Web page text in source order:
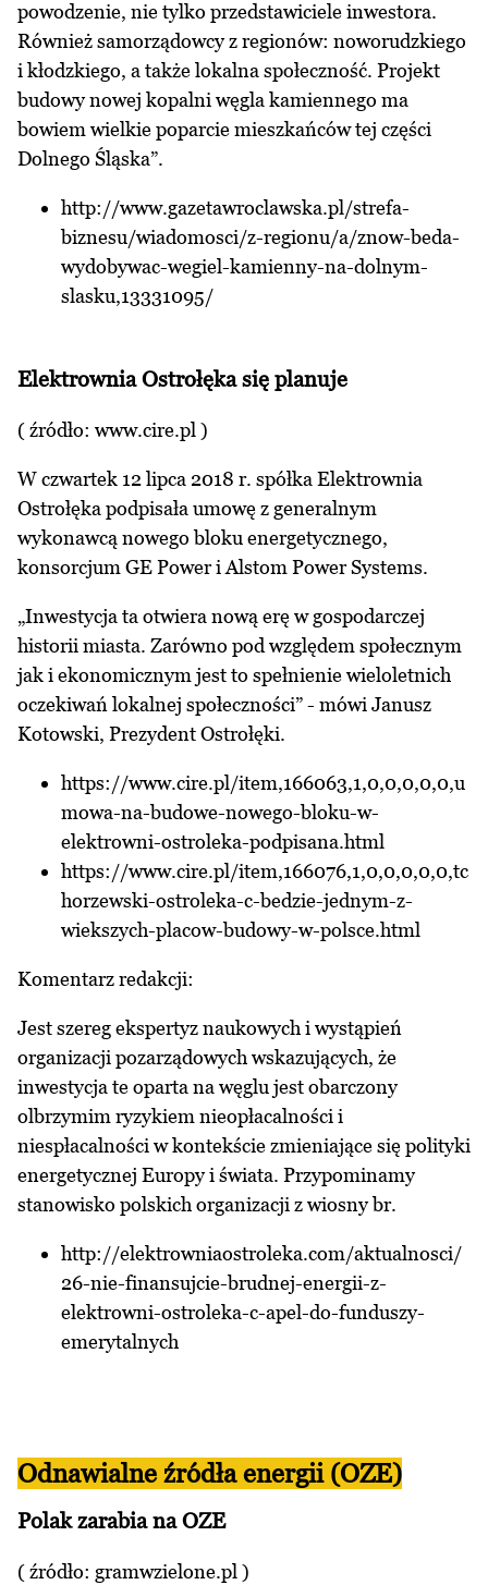
powodzenie, nie tylko przedstawiciele inwestora.
Również samorządowcy z regionów: noworudzkiego
i kłodzkiego, a także lokalna społeczność. Projekt
budowy nowej kopalni węgla kamiennego ma
bowiem wielkie poparcie mieszkańców tej części
Dolnego Śląska”.
http://www.gazetawroclawska.pl/strefa-
biznesu/wiadomosci/z-regionu/a/znow-beda-
wydobywac-wegiel-kamienny-na-dolnym-
slasku,13331095/
Elektrownia Ostrołęka się planuje
( źródło: www.cire.pl )
W czwartek 12 lipca 2018 r. spółka Elektrownia
Ostrołęka podpisała umowę z generalnym
wykonawcą nowego bloku energetycznego,
konsorcjum GE Power i Alstom Power Systems.
„Inwestycja ta otwiera nową erę w gospodarczej
historii miasta. Zarówno pod względem społecznym
jak i ekonomicznym jest to spełnienie wieloletnich
oczekiwań lokalnej społeczności” - mówi Janusz
Kotowski, Prezydent Ostrołęki.
https://www.cire.pl/item,166063,1,0,0,0,0,0,u
mowa-na-budowe-nowego-bloku-w-
elektrowni-ostroleka-podpisana.html
https://www.cire.pl/item,166076,1,0,0,0,0,0,tc
horzewski-ostroleka-c-bedzie-jednym-z-
wiekszych-placow-budowy-w-polsce.html
Komentarz redakcji:
Jest szereg ekspertyz naukowych i wystąpień
organizacji pozarządowych wskazujących, że
inwestycja te oparta na węglu jest obarczony
olbrzymim ryzykiem nieopłacalności i
niespłacalności w kontekście zmieniające się polityki
energetycznej Europy i świata. Przypominamy
stanowisko polskich organizacji z wiosny br.
http://elektrowniaostroleka.com/aktualnosci/
26-nie-finansujcie-brudnej-energii-z-
elektrowni-ostroleka-c-apel-do-funduszy-
emerytalnych
Odnawialne źródła energii (OZE)
Polak zarabia na OZE
( źródło: gramwzielone.pl )